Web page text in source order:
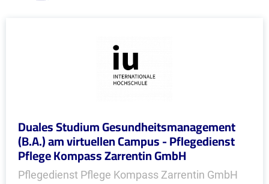
Duales Studium Gesundheitsmanagement
(B.A.) am virtuellen Campus - Pflegedienst
Pflege Kompass Zarrentin GmbH
Pflegedienst Pflege Kompass Zarrentin GmbH